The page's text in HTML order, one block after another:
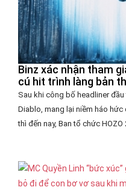
Binz xác nhận tham
cú hit trình làng bản
Sau khi công bố headliner
Diablo, mang lại niềm háo
thì đến nay, Ban tổ chức